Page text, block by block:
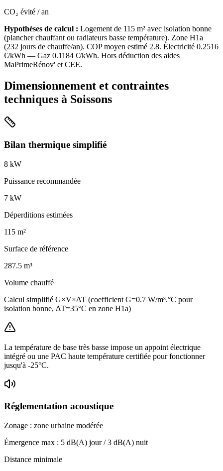
CO₂ évité / an
Hypothèses de calcul : Logement de 115 m² avec isolation bonne
(plancher chauffant ou radiateurs basse température). Zone H1a
(232 jours de chauffe/an). COP moyen estimé 2.8. Électricité 0.2516
€/kWh — Gaz 0.1184 €/kWh. Hors déduction des aides
MaPrimeRénov' et CEE.
Dimensionnement et contraintes
techniques à Soissons
Bilan thermique simplifié
8 kW
Puissance recommandée
7 kW
Déperditions estimées
115 m²
Surface de référence
287.5 m³
Volume chauffé
Calcul simplifié G×V×ΔT (coefficient G=0.7 W/m³.°C pour
isolation bonne, ΔT=35°C en zone H1a)
La température de base très basse impose un appoint électrique
intégré ou une PAC haute température certifiée pour fonctionner
jusqu'à -25°C.
Réglementation acoustique
Zonage : zone urbaine modérée
Émergence max : 5 dB(A) jour /3 dB(A) nuit
Distance minimale